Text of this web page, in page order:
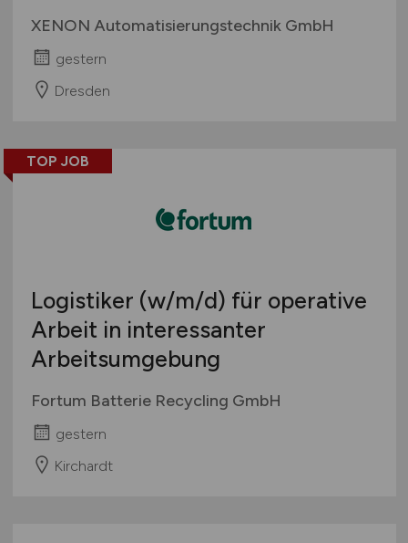
XENON Automatisierungstechnik GmbH
gestern
Dresden
TOP JOB
Logistiker (w/m/d) für operative
Arbeit in interessanter
Arbeitsumgebung
Fortum Batterie Recycling GmbH
gestern
Kirchardt